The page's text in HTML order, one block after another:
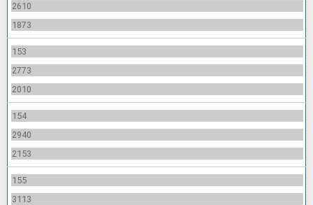
2610
1873
153
2773
2010
154
2940
2153
155
3113